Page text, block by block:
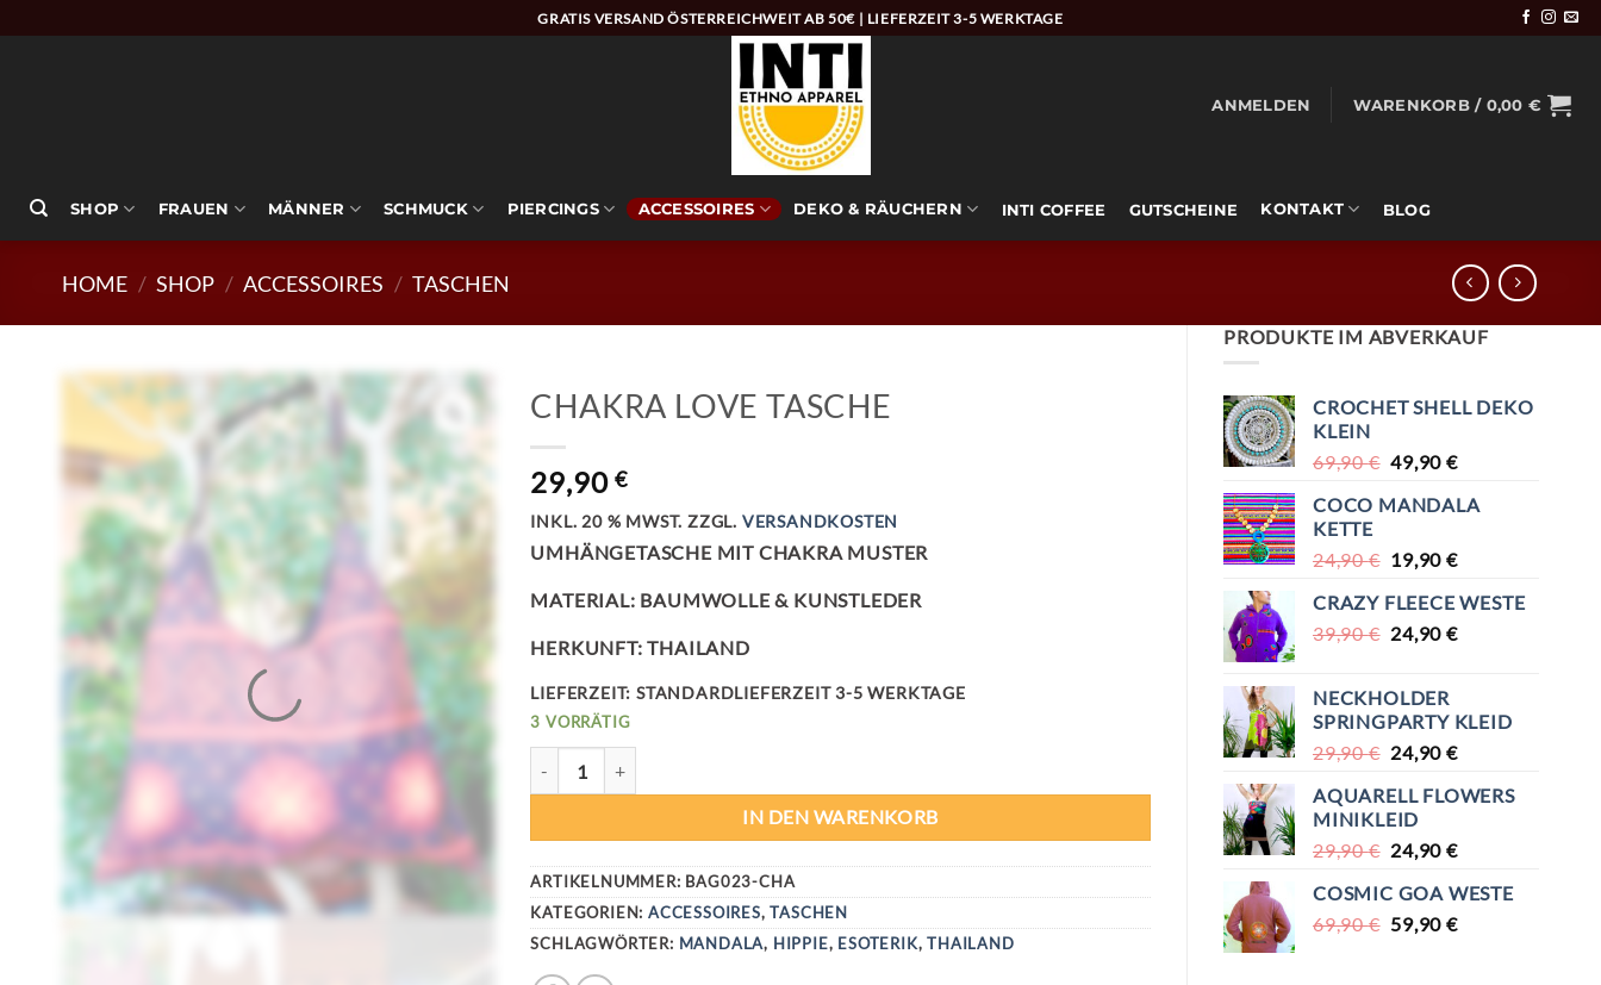
Inhalt
GRATIS VERSAND ÖSTERREICHWEIT AB 50€ | LIEFERZEIT 3-5 WERKTAGE
ANMELDEN WARENKORB / 0,00 €
SHOP FRAUEN MÄNNER SCHMUCK PIERCINGS ACCESSOIRES DEKO & RÄUCHERN INTI COFFEE GUTSCHEINE KONTAKT BLOG
HOME / SHOP / ACCESSOIRES / TASCHEN
PRODUKTE IM ABVERKAUF
CROCHET SHELL DEKO
KLEIN
69,90€ URSPRÜNGLICHER
WAR:
49,90€AKTUELLER
IST:
COCO MANDALA
KETTE
24,90€ URSPRÜNGLICHER
WAR:
24,90 €
19,90€AKTUELLER
IST:
19,90 €.
CRAZY FLEECE WESTE
39,90€ URSPRÜNGLICHER
39,90 €
24,90€AKTUELLER
NECKHOLDER
SPRINGPARTY KLEID
29,90€ URSPRÜNGLICHER
WAR:
29,90 €
24,90€AKTUELLER
IST:
AQUARELL FLOWERS
MINIKLEID
29,90€ URSPRÜNGLICHER
WAR:
29,90 €
24,90€AKTUELLER
IST:
24,90 €.
COSMIC GOA WESTE
69,90€ URSPRÜNGLICHER
59,90€AKTUELLER
CHAKRA LOVE TASCHE
29,90€
INKL. 20 % MWST. ZZGL. VERSANDKOSTEN
UMHÄNGETASCHE MIT CHAKRA MUSTER
MATERIAL: BAUMWOLLE & KUNSTLEDER
HERKUNFT: THAILAND
LIEFERZEIT: STANDARDLIEFERZEIT 3-5 WERKTAGE
3 VORRÄTIG
IN DEN WARENKORB
ARTIKELNUMMER: BAG023-CHA
KATEGORIEN: ACCESSOIRES,TASCHEN
SCHLAGWÖRTER: MANDALA, HIPPIE, ESOTERIK,THAILAND